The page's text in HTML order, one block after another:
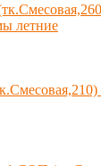
летние